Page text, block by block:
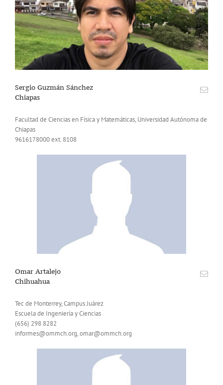
Sergio Guzmán Sánchez
Chiapas
Facultad de Ciencias en Física y Matemáticas, Universidad Autónoma de
Chiapas
9616178000 ext. 8108
Omar Artalejo
Chihuahua
Tec de Monterrey, Campus Juárez
Escuela de Ingeniería y Ciencias
(656) 298 8282
informes@ommch.org, omar@ommch.org